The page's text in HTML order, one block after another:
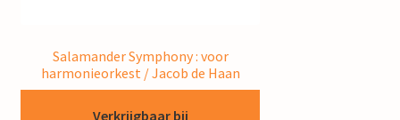
Salamander Symphony : voor
harmonieorkest / Jacob de Haan
Verkrijgbaar bij